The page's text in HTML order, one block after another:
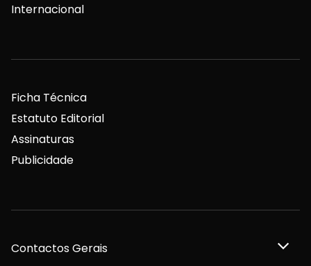
Internacional
Ficha Técnica
Estatuto Editorial
Assinaturas
Publicidade
Contactos Gerais